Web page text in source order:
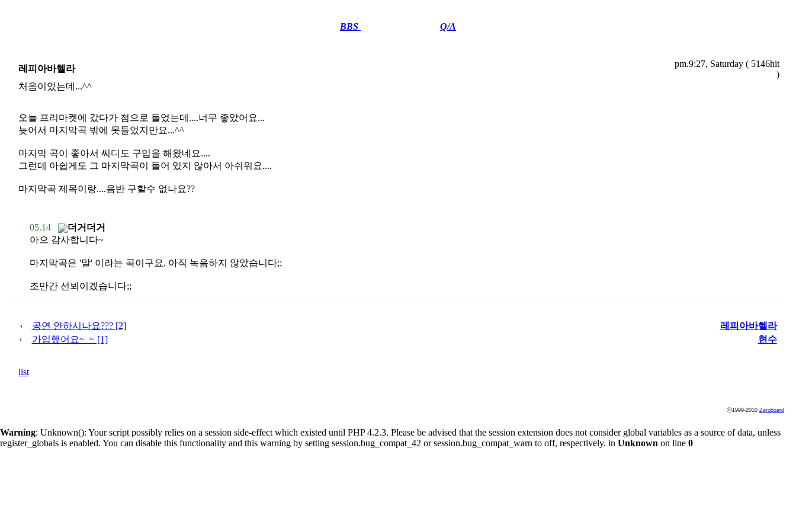
BBS Q/A
레피아바헬라
pm.9:27, Saturday ( 5146hit
)
처음이었는데...^^
오늘 프리마켓에 갔다가 첨으로 들었는데....너무 좋았어요...
늦어서 마지막곡 밖에 못들었지만요...^^
마지막 곡이 좋아서 씨디도 구입을 해왔네요....
그런데 아쉽게도 그 마지막곡이 들어 있지 않아서 아쉬워요....
마지막곡 제목이랑....음반 구할수 없나요??
05.14
더거더거
아으 감사합니다~
마지막곡은 '말' 이라는 곡이구요, 아직 녹음하지 않았습니다;;
조만간 선뵈이겠습니다;;
공연 안하시나요??? [2]
레피아바헬라
가입했어요~_~ [1]
현수
list
ⓒ1999-2010 Zeroboard
Warning: Unknown(): Your script possibly relies on a session side-effect which existed until PHP 4.2.3. Please be advised that the session extension does not consider global variables as a source of data, unless
register_globals is enabled. You can disable this functionality and this warning by setting session.bug_compat_42 or session.bug_compat_warn to off, respectively. in Unknown on line 0